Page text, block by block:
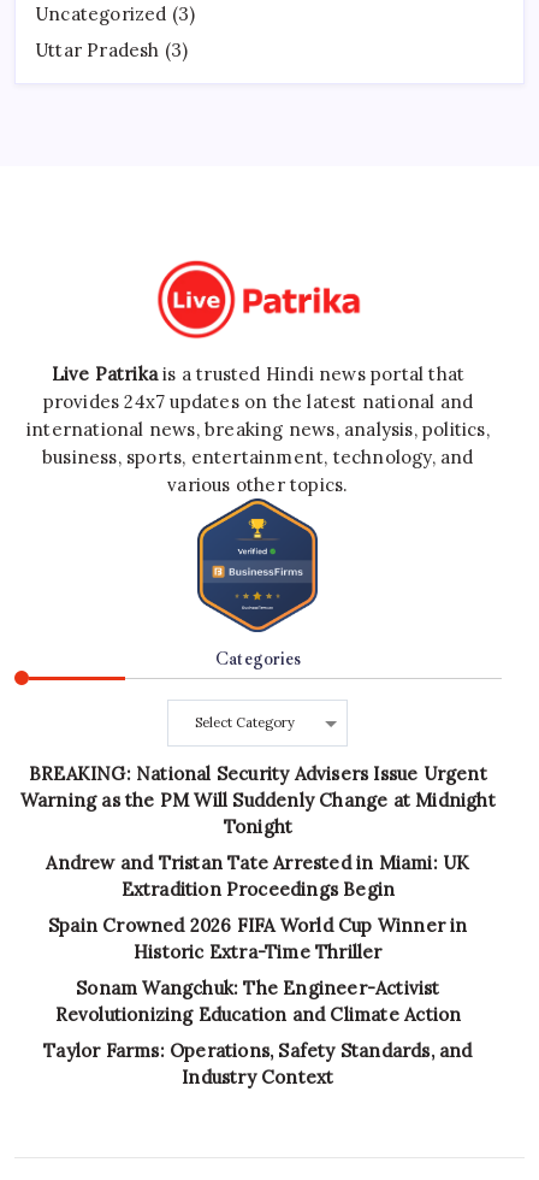
Uncategorized (3)
Uttar Pradesh (3)
Live Patrikais a trusted Hindi news portal that
provides 24x7 updates on the latest national and
international news, breaking news, analysis, politics,
business, sports, entertainment, technology, and
various other topics.
Categories
Categories
BREAKING: National Security Advisers Issue Urgent
Warning as the PM Will Suddenly Change at Midnight
Tonight
Andrew and Tristan Tate Arrested in Miami: UK
Extradition Proceedings Begin
Spain Crowned 2026 FIFA World Cup Winner in
Historic Extra-Time Thriller
Sonam Wangchuk: The Engineer-Activist
Revolutionizing Education and Climate Action
Taylor Farms: Operations, Safety Standards, and
Industry Context